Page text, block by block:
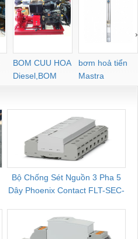
BOM CUU HOA
Diesel,BOM
CHUA CHAY
bơm hoả tiển
Mastra
›
Bộ Chống Sét Nguồn 3 Pha 5
Dây Phoenix Contact FLT-SEC-